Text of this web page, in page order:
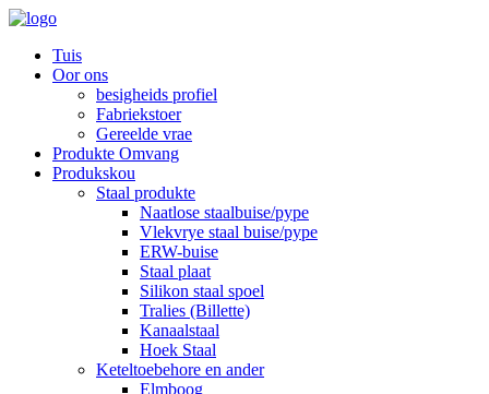
Tuis
Oor ons
besigheids profiel
Fabriekstoer
Gereelde vrae
Produkte Omvang
Produkskou
Staal produkte
Naatlose staalbuise/pype
Vlekvrye staal buise/pype
ERW-buise
Staal plaat
Silikon staal spoel
Tralies (Billette)
Kanaalstaal
Hoek Staal
Keteltoebehore en ander
Elmboog